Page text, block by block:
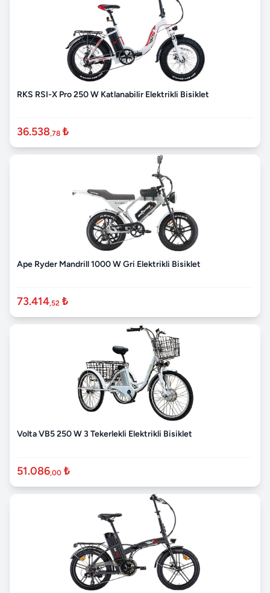
RKS RSI-X Pro 250 W Katlanabilir Elektrikli Bisiklet
36.538,78 ₺
Ape Ryder Mandrill 1000 W Gri Elektrikli Bisiklet
73.414,52 ₺
Volta VB5 250 W 3 Tekerlekli Elektrikli Bisiklet
51.086,00 ₺